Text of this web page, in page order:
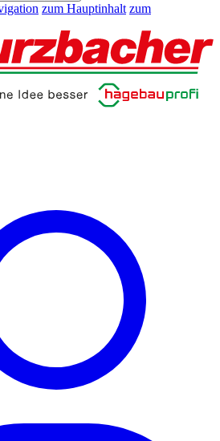
zum Hauptinhalt zum